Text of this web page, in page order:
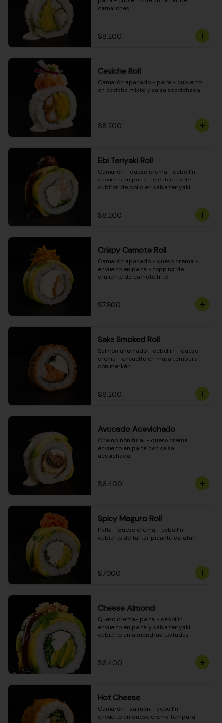
camarones
$8.200
Ceviche Roll
Camarón apanado - palta - cubierto
en ceviche mixto y salsa acevichada
$8.200
Ebi Teriyaki Roll
Camarón - queso crema - cebollín -
envuelto en palta - y cubierto de
cubitos de pollo en salsa teriyaki
$8.200
Crispy Camote Roll
Camarón apanado - queso crema -
envuelto en palta - topping de
crujiente de camote frito
$7.800
Sake Smoked Roll
Salmón ahumado - cebollín - queso
crema - envuelto en masa tempura
con merkén
$8.200
Avocado Acevichado
Champiñón furai - queso crema
envuelto en palta con salsa
acevichada
$6.400
Spicy Maguro Roll
Palta - queso crema - cebollín -
cubierto de tartar picante de atún
$7.000
Cheese Almond
Queso crema- palta - cebollín
envuelto en palta y salsa teriyaki
cubierto en almendras tostadas
$6.400
Hot Cheese
Camarón - salmón - cebollín -
envuelto en queso crema tempura